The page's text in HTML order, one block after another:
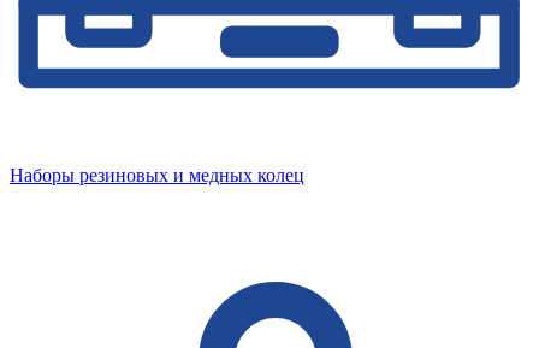
Наборы резиновых и медных колец